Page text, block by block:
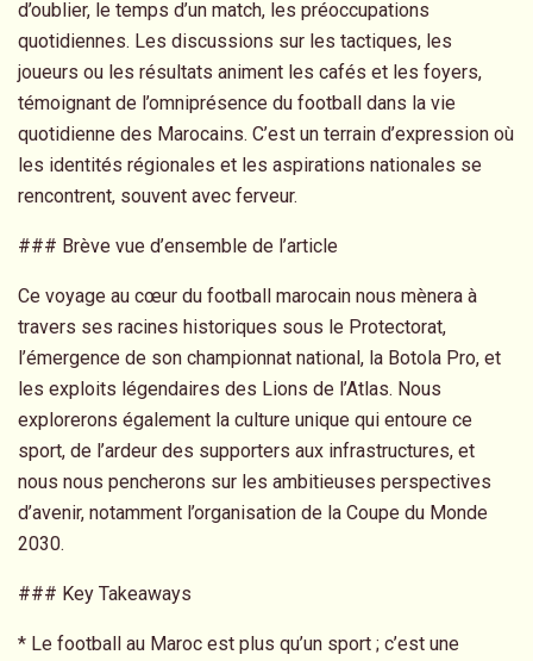
d’oublier, le temps d’un match, les préoccupations
quotidiennes. Les discussions sur les tactiques, les
joueurs ou les résultats animent les cafés et les foyers,
témoignant de l’omniprésence du football dans la vie
quotidienne des Marocains. C’est un terrain d’expression où
les identités régionales et les aspirations nationales se
rencontrent, souvent avec ferveur.
### Brève vue d’ensemble de l’article
Ce voyage au cœur du football marocain nous mènera à
travers ses racines historiques sous le Protectorat,
l’émergence de son championnat national, la Botola Pro, et
les exploits légendaires des Lions de l’Atlas. Nous
explorerons également la culture unique qui entoure ce
sport, de l’ardeur des supporters aux infrastructures, et
nous nous pencherons sur les ambitieuses perspectives
d’avenir, notamment l’organisation de la Coupe du Monde
2030.
### Key Takeaways
* Le football au Maroc est plus qu’un sport ; c’est une